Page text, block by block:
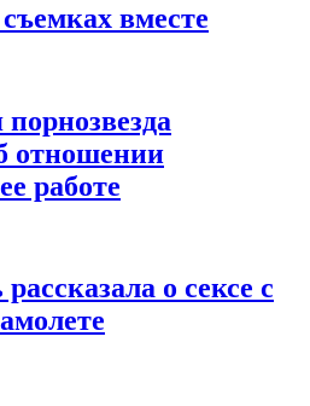
вместе
отношении
работе
о сексе с